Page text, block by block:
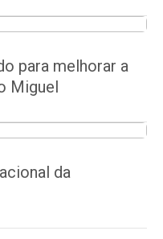
para melhorar a
Miguel
da